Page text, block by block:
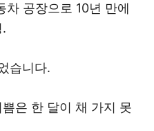
차 공장으로 10년 만에
습니다.
은 한 달이 채 가지 못